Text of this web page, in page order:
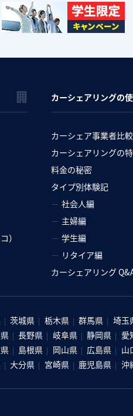
）
カーシェアリングの
カーシェア事業者比較
カーシェアリングの
料金の秘密
タイプ別体験記
社会人編
主婦編
学生編
リタイア編
カーシェアリング
茨城県 栃木県 群馬県 埼玉
長野県 岐阜県 静岡県 愛
島根県 岡山県 広島県 山
大分県 宮崎県 鹿児島県 沖